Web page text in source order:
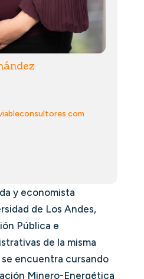
y economista
de Los Andes,
Pública e
de la misma
encuentra cursando
Minero-Energética